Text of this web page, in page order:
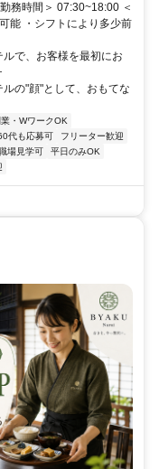
務時間＞ 07:30~18:00 ＜
能 ・シフトにより多少前
で、お客様を最初にお
"として、おもてな
・WワークOK
代も応募可
フリーター歓迎
場見学可
平日のみOK